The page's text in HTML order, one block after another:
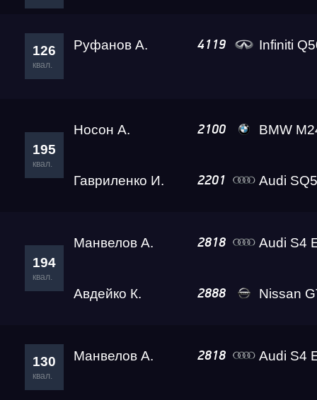
126
квал.
Руфанов А. 4119 Infiniti
195
квал.
Носон А. 2100 BMW
Гавриленко И. 2201 Audi SQ5 Ада
194
квал.
Манвелов А. 2818 Audi S4 Eva
Авдейко К. 2888 Nissan GT-R
130
квал.
Манвелов А. 2818 Audi S4 Eva